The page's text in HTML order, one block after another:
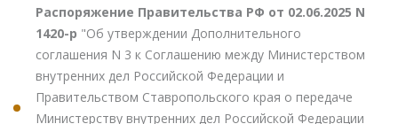
Распоряжение Правительства РФ от 02.06.2025 N
1420-р "Об утверждении Дополнительного
соглашения N 3 к Соглашению между Министерством
внутренних дел Российской Федерации и
Правительством Ставропольского края о передаче
Министерству внутренних дел Российской Федерации